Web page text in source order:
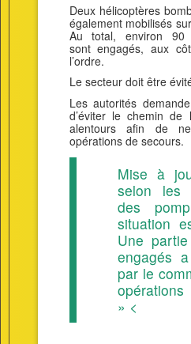
Deux hélicoptères
également mobilisés
Au total, environ 90
sont engagés, aux
l’ordre.
Le secteur doit être
Les autorités
d’éviter le chemin
alentours afin de
opérations de secours.
Mise à
selon les
des
situation
Une
engagés
par le
» <